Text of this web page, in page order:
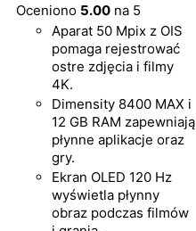
Oceniono 5.00 na 5
Aparat 50 Mpix z OIS
pomaga rejestrować
ostre zdjęcia i filmy
4K.
Dimensity 8400 MAX i
12 GB RAM zapewniają
płynne aplikacje oraz
gry.
Ekran OLED 120 Hz
wyświetla płynny
obraz podczas filmów